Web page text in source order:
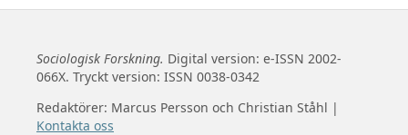
Sociologisk Forskning. Digital version: e-ISSN 2002-
066X. Tryckt version: ISSN 0038-0342
Redaktörer: Marcus Persson och Christian Ståhl |
Kontakta oss